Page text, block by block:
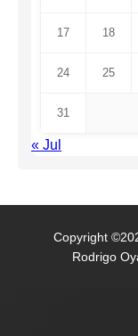
17 18
24 25
31
« Jul
Copyright
Rodrigo